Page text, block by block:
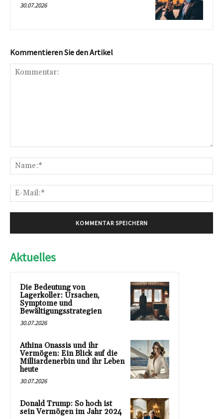
30.07.2026
Kommentieren Sie den Artikel
Aktuelles
Die Bedeutung von
Lagerkoller: Ursachen,
Symptome und
Bewältigungsstrategien
30.07.2026
Athina Onassis und ihr
Vermögen: Ein Blick auf die
Milliardenerbin und ihr Leben
heute
30.07.2026
Donald Trump: So hoch ist
sein Vermögen im Jahr 2024